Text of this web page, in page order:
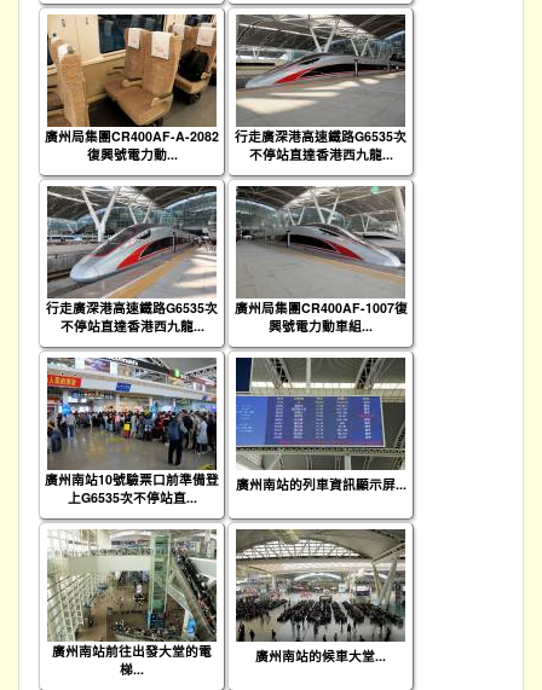
廣州局集團CR400AF-A-2082
復興號電力動...
行走廣深港高速鐵路G6535次
不停站直達香港西九龍...
行走廣深港高速鐵路G6535次
不停站直達香港西九龍...
廣州局集團CR400AF-1007復
興號電力動車組...
廣州南站10號驗票口前準備登
上G6535次不停站直...
廣州南站的列車資訊顯示屏...
廣州南站前往出發大堂的電
梯...
廣州南站的候車大堂...